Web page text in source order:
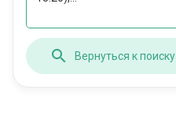
Вернуться к поиску